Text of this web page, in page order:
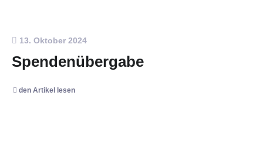
13. Oktober 2024
Spendenübergabe
den Artikel lesen